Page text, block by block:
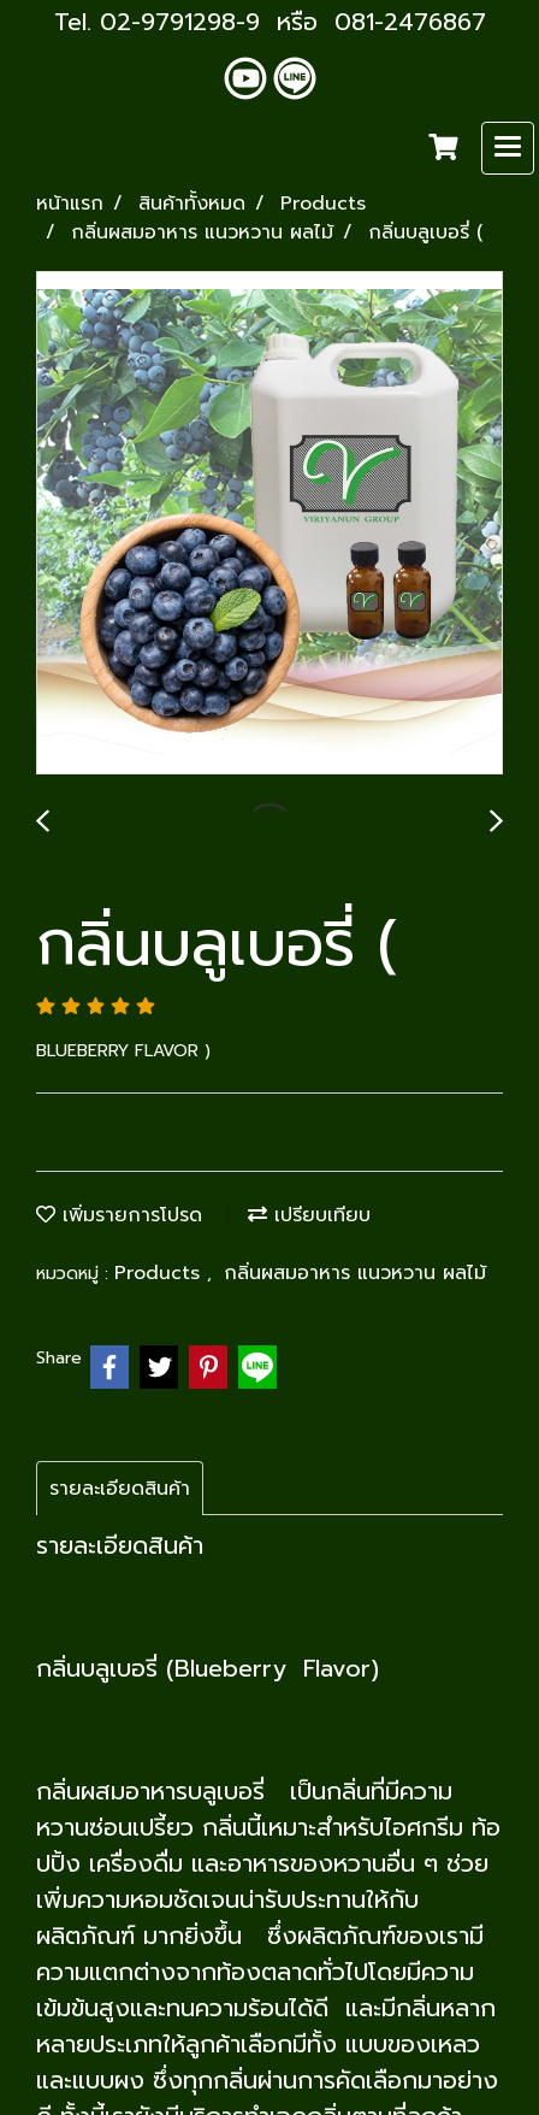
Tel. 02-9791298-9 หรือ 081-2476867
หน้าแรก สินค้าทั้งหมด
Products
กลิ่นผสมอาหาร แนวหวาน ผลไม้
กลิ่นบลูเบอรี่ (
กลิ่นบลูเบอรี่ (
BLUEBERRY FLAVOR )
เพิ่มรายการโปรด เปรียบเทียบ
หมวดหมู่ : Products , กลิ่นผสมอาหาร แนวหวาน ผลไม้
Share
รายละเอียดสินค้า
รายละเอียดสินค้า
กลิ่นบลูเบอรี่ (Blueberry Flavor)
กลิ่นผสมอาหารบลูเบอรี่ เป็นกลิ่นที่มีความ
หวานซ่อนเปรี้ยว กลิ่นนี้เหมาะสำหรับไอศกรีม ท้อ
ปปิ้ง เครื่องดื่ม และอาหารของหวานอื่น ๆ ช่วย
เพิ่มความหอมชัดเจนน่ารับประทานให้กับ
ผลิตภัณฑ์ มากยิ่งขึ้น ซึ่งผลิตภัณฑ์ของเรามี
ความแตกต่างจากท้องตลาดทั่วไปโดยมีความ
เข้มข้นสูงและทนความร้อนได้ดี และมีกลิ่นหลาก
หลายประเภทให้ลูกค้าเลือกมีทั้ง แบบของเหลว
และแบบผง ซึ่งทุกกลิ่นผ่านการคัดเลือกมาอย่าง